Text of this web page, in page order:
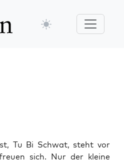
Tu Bi Schwat, steht vor
sich. Nur der kleine